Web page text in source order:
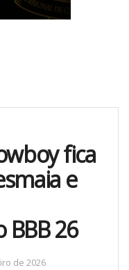
fica
e
BBB 26
de 2026